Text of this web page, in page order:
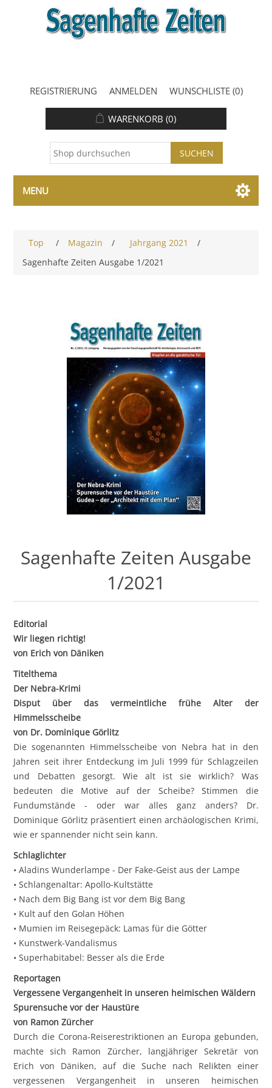
REGISTRIERUNG ANMELDEN WUNSCHLISTE (0)
WARENKORB (0)
MENU
Top / Magazin / Jahrgang 2021
/
Sagenhafte Zeiten Ausgabe 1/2021
Sagenhafte Zeiten Ausgabe
1/2021
Editorial
Wir liegen richtig!
von Erich von Däniken
Titelthema
Der Nebra-Krimi
Disput über das vermeintliche frühe Alter der
Himmelsscheibe
von Dr. Dominique Görlitz
Die sogenannten Himmelsscheibe von Nebra hat in den
Jahren seit ihrer Entdeckung im Juli 1999 für Schlagzeilen
und Debatten gesorgt. Wie alt ist sie wirklich? Was
bedeuten die Motive auf der Scheibe? Stimmen die
Fundumstände - oder war alles ganz anders? Dr.
Dominique Görlitz präsentiert einen archäologischen Krimi,
wie er spannender nicht sein kann.
Schlaglichter
• Aladins Wunderlampe - Der Fake-Geist aus der Lampe
• Schlangenaltar: Apollo-Kultstätte
• Nach dem Big Bang ist vor dem Big Bang
• Kult auf den Golan Höhen
• Mumien im Reisegepäck: Lamas für die Götter
• Kunstwerk-Vandalismus
• Superhabitabel: Besser als die Erde
Reportagen
Vergessene Vergangenheit in unseren heimischen Wäldern
Spurensuche vor der Haustüre
von Ramon Zürcher
Durch die Corona-Reiserestriktionen an Europa gebunden,
machte sich Ramon Zürcher, langjähriger Sekretär von
Erich von Däniken, auf die Suche nach Relikten einer
vergessenen Vergangenheit in unseren heimischen